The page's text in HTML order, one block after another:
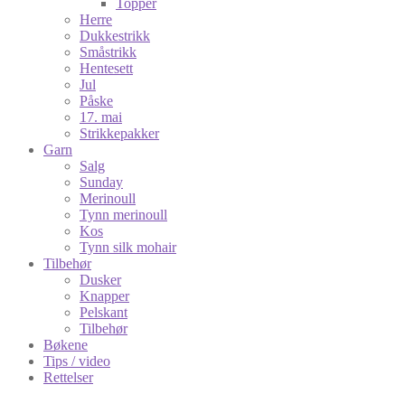
Topper
Herre
Dukkestrikk
Småstrikk
Hentesett
Jul
Påske
17. mai
Strikkepakker
Garn
Salg
Sunday
Merinoull
Tynn merinoull
Kos
Tynn silk mohair
Tilbehør
Dusker
Knapper
Pelskant
Tilbehør
Bøkene
Tips / video
Rettelser